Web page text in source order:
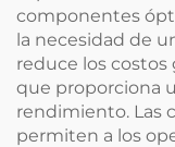
componentes
la necesidad de
reduce los costos
que proporciona
rendimiento. Las
permiten a los